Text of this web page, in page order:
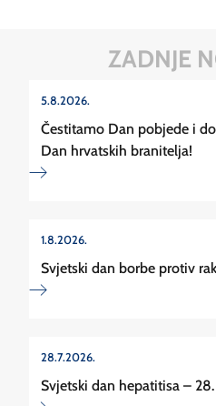
ZADNJE
5.8.2026.
Čestitamo Dan pobjede i
Dan hrvatskih branitelja!
1.8.2026.
Svjetski dan borbe protiv
28.7.2026.
Svjetski dan hepatitisa –